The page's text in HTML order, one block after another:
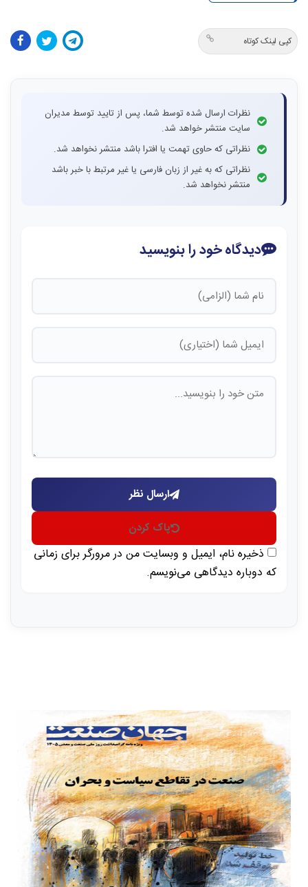
کپی لینک کوتاه
نظرات ارسال شده توسط شما، پس از تایید توسط مدیران
سایت منتشر خواهد شد.
نظراتی که حاوی تهمت یا افترا باشد منتشر نخواهد شد.
نظراتی که به غیر از زبان فارسی یا غیر مرتبط با خبر باشد
منتشر نخواهد شد.
دیدگاه خود را بنویسید
ارسال نظر
پاک کردن
ذخیره نام، ایمیل و وبسایت من در مرورگر برای زمانی
که دوباره دیدگاهی می‌نویسم.